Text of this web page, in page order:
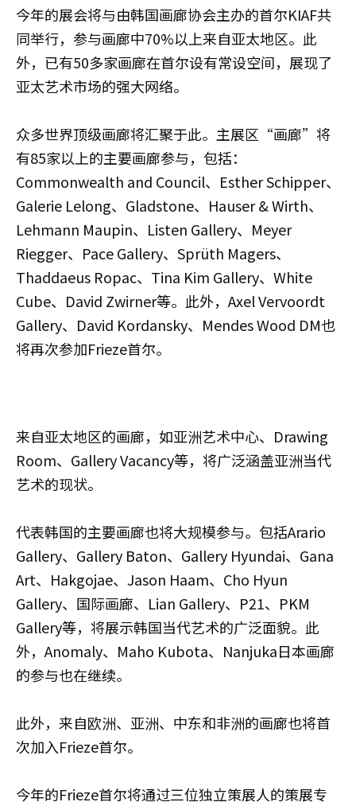
今年的展会将与由韩国画廊协会主办的首尔KIAF共
同举行，参与画廊中70%以上来自亚太地区。此
外，已有50多家画廊在首尔设有常设空间，展现了
亚太艺术市场的强大网络。
众多世界顶级画廊将汇聚于此。主展区“画廊”将
有85家以上的主要画廊参与，包括：
Commonwealth and Council、Esther Schipper、
Galerie Lelong、Gladstone、Hauser & Wirth、
Lehmann Maupin、Listen Gallery、Meyer
Riegger、Pace Gallery、Sprüth Magers、
Thaddaeus Ropac、Tina Kim Gallery、White
Cube、David Zwirner等。此外，Axel Vervoordt
Gallery、David Kordansky、Mendes Wood DM也
将再次参加Frieze首尔。
来自亚太地区的画廊，如亚洲艺术中心、Drawing
Room、Gallery Vacancy等，将广泛涵盖亚洲当代
艺术的现状。
代表韩国的主要画廊也将大规模参与。包括Arario
Gallery、Gallery Baton、Gallery Hyundai、Gana
Art、Hakgojae、Jason Haam、Cho Hyun
Gallery、国际画廊、Lian Gallery、P21、PKM
Gallery等，将展示韩国当代艺术的广泛面貌。此
外，Anomaly、Maho Kubota、Nanjuka日本画廊
的参与也在继续。
此外，来自欧洲、亚洲、中东和非洲的画廊也将首
次加入Frieze首尔。
今年的Frieze首尔将通过三位独立策展人的策展专